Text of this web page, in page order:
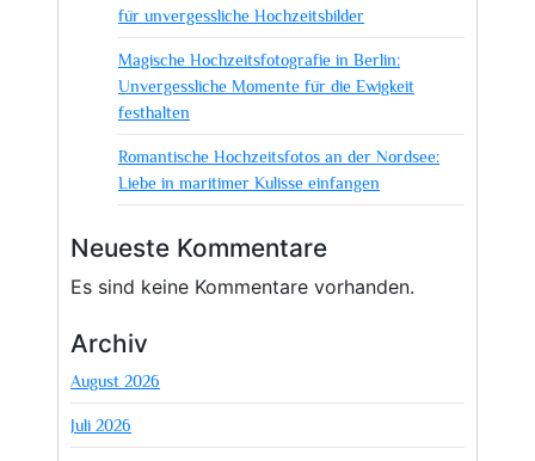
für unvergessliche Hochzeitsbilder
Magische Hochzeitsfotografie in Berlin:
Unvergessliche Momente für die Ewigkeit
festhalten
Romantische Hochzeitsfotos an der Nordsee:
Liebe in maritimer Kulisse einfangen
Neueste Kommentare
Es sind keine Kommentare vorhanden.
Archiv
August 2026
Juli 2026